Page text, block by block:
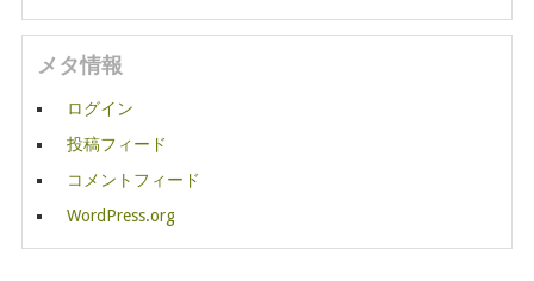
メタ情報
ログイン
投稿フィード
コメントフィード
WordPress.org